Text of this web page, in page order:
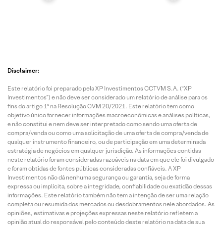
Disclaimer:
Este relatório foi preparado pela XP Investimentos CCTVM S.A. (“XP
Investimentos”) e não deve ser considerado um relatório de análise para os
fins do artigo 1º na Resolução CVM 20/2021. Este relatório tem como
objetivo único fornecer informações macroeconômicas e análises políticas,
e não constitui e nem deve ser interpretado como sendo uma oferta de
compra/venda ou como uma solicitação de uma oferta de compra/venda de
qualquer instrumento financeiro, ou de participação em uma determinada
estratégia de negócios em qualquer jurisdição. As informações contidas
neste relatório foram consideradas razoáveis na data em que ele foi divulgado
e foram obtidas de fontes públicas consideradas confiáveis. A XP
Investimentos não dá nenhuma segurança ou garantia, seja de forma
expressa ou implícita, sobre a integridade, confiabilidade ou exatidão dessas
informações. Este relatório também não tem a intenção de ser uma relação
completa ou resumida dos mercados ou desdobramentos nele abordados. As
opiniões, estimativas e projeções expressas neste relatório refletem a
opinião atual do responsável pelo conteúdo deste relatório na data de sua